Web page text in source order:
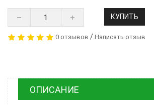
КУПИТЬ
0 отзывов / Написать отзыв
ОПИСАНИЕ